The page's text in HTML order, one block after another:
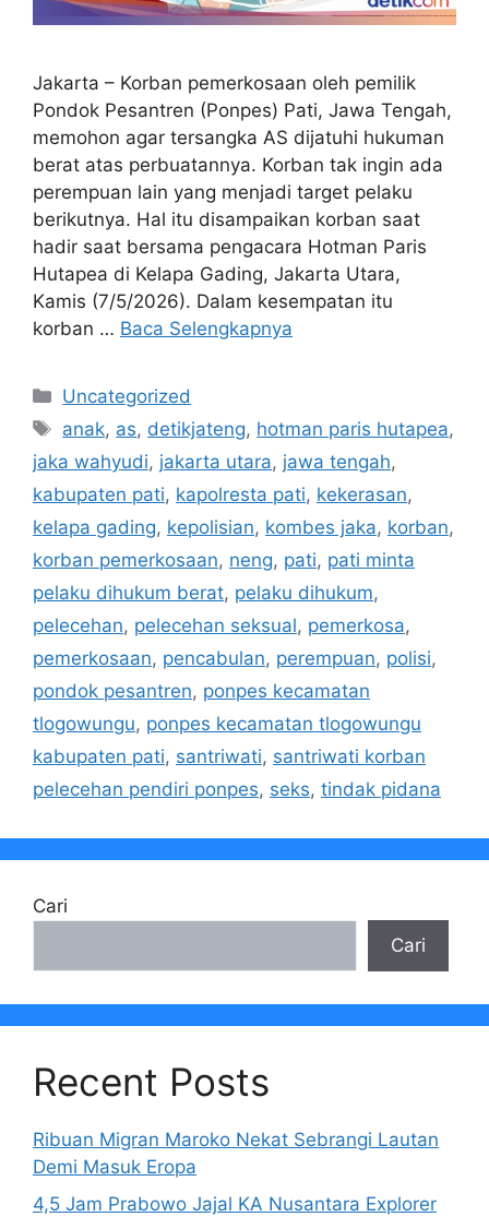
Jakarta – Korban pemerkosaan oleh pemilik
Pondok Pesantren (Ponpes) Pati, Jawa Tengah,
memohon agar tersangka AS dijatuhi hukuman
berat atas perbuatannya. Korban tak ingin ada
perempuan lain yang menjadi target pelaku
berikutnya. Hal itu disampaikan korban saat
hadir saat bersama pengacara Hotman Paris
Hutapea di Kelapa Gading, Jakarta Utara,
Kamis (7/5/2026). Dalam kesempatan itu
korban … Baca Selengkapnya
Kategori
Uncategorized
Tag
anak, as, detikjateng, hotman paris hutapea,
jaka wahyudi, jakarta utara, jawa tengah,
kabupaten pati, kapolresta pati, kekerasan,
kelapa gading, kepolisian, kombes jaka, korban,
korban pemerkosaan, neng, pati, pati minta
pelaku dihukum berat, pelaku dihukum,
pelecehan, pelecehan seksual, pemerkosa,
pemerkosaan, pencabulan, perempuan, polisi,
pondok pesantren, ponpes kecamatan
tlogowungu, ponpes kecamatan tlogowungu
kabupaten pati, santriwati, santriwati korban
pelecehan pendiri ponpes, seks, tindak pidana
Cari
Cari
Recent Posts
Ribuan Migran Maroko Nekat Sebrangi Lautan
Demi Masuk Eropa
4,5 Jam Prabowo Jajal KA Nusantara Explorer